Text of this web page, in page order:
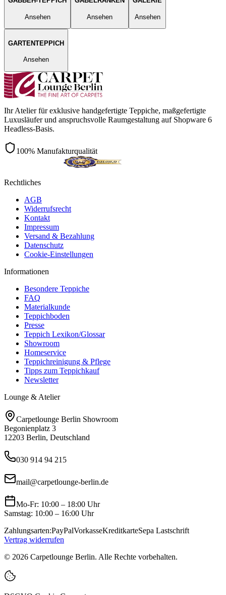
Ansehen Ansehen Ansehen
GARTENTEPPICH
Ansehen
Ihr Atelier für exklusive handgefertigte Teppiche, maßgefertigte
Luxusläufer und anspruchsvolle Raumgestaltung auf Shopware 6
Headless-Basis.
100% Manufakturqualität
Rechtliches
AGB
Widerrufsrecht
Kontakt
Impressum
Versand & Bezahlung
Datenschutz
Cookie-Einstellungen
Informationen
Besondere Teppiche
FAQ
Materialkunde
Teppichboden
Presse
Teppich Lexikon/Glossar
Showroom
Homeservice
Teppichreinigung & Pflege
Tipps zum Teppichkauf
Newsletter
Lounge & Atelier
Carpetlounge Berlin Showroom
Begonienplatz 3
12203 Berlin, Deutschland
030 914 94 215
mail@carpetlounge-berlin.de
Mo-Fr: 10:00 – 18:00 Uhr
Samstag: 10:00 – 16:00 Uhr
Zahlungsarten:PayPalVorkasseKreditkarteSepa Lastschrift
Vertrag widerrufen
© 2026 Carpetlounge Berlin. Alle Rechte vorbehalten.